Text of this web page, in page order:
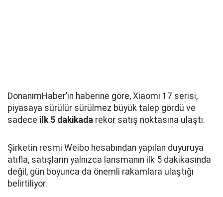
DonanımHaber’in haberine göre, Xiaomi 17 serisi,
piyasaya sürülür sürülmez büyük talep gördü ve
sadece ilk 5 dakikada rekor satış noktasına ulaştı.
Şirketin resmi Weibo hesabından yapılan duyuruya
atıfla, satışların yalnızca lansmanın ilk 5 dakikasında
değil, gün boyunca da önemli rakamlara ulaştığı
belirtiliyor.